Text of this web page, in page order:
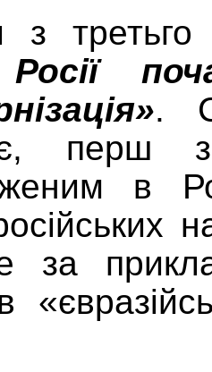
з третьго
.
, перш
в
за